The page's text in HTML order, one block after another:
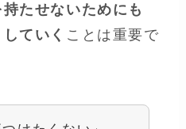
たせないためにも
ていく ことは重要で